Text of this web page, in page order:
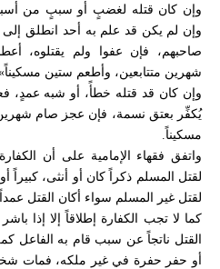
وإن كان قتله لغضبٍ أو سببٍ من أسباب
وإن لم يكن قد علم به أحد انطلق إلى
صاحبهم، فإن عفوا ولم يقتلوه،
شهرين متتابعين، وأطعم ستين
وإن كان قد قتله خطأً، أو شبه عمدٍ،
يُكفِّر بعتق نسمة، فإن عجز صام
مسكيناً.
واتفق فقهاء الإمامية على أن
لقتل المسلم ذكراً كان أو أنثى، كبيراً
لقتل غير المسلم سواء أكان القتل
كما لا تجب الكفارة إطلاقاً إلا إذا
القتل ناتجاً عن سبب قام به الفاعل
أو حفر حفرة في غير ملكه، فمات